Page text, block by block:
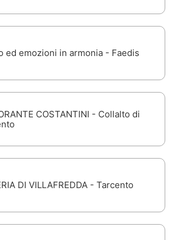
ed emozioni in armonia - Faedis
COSTANTINI - Collalto di
DI VILLAFREDDA - Tarcento